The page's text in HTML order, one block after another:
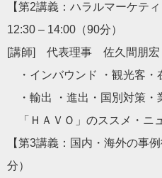
【第2講義：ハラルマーケティ
12:30 – 14:00（90分）
[講師] 代表理事 佐久間朋宏
・インバウンド ・観光客・
・輸出 ・進出・国別対策・
「ＨＡＶＯ」のススメ・ニ
【第3講義：国内・海外の事
分）